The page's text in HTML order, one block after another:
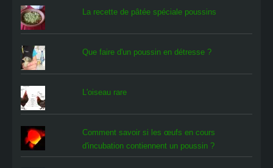
La recette de pâtée spéciale poussins
Que faire d'un poussin en détresse ?
L'oiseau rare
Comment savoir si les œufs en cours
d'incubation contiennent un poussin ?